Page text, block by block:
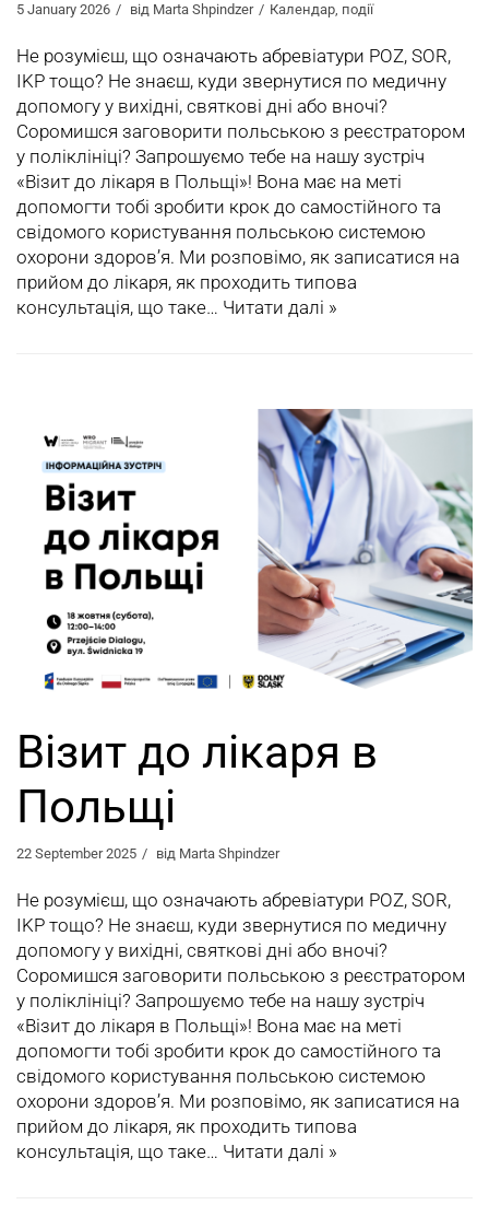
5 January 2026 від Marta Shpindzer Календар, події
Не розумієш, що означають абревіатури POZ, SOR,
IKP тощо? Не знаєш, куди звернутися по медичну
допомогу у вихідні, святкові дні або вночі?
Соромишся заговорити польською з реєстратором
у поліклініці? Запрошуємо тебе на нашу зустріч
«Візит до лікаря в Польщі»! Вона має на меті
допомогти тобі зробити крок до самостійного та
свідомого користування польською системою
охорони здоров’я. Ми розповімо, як записатися на
прийом до лікаря, як проходить типова
консультація, що таке… Читати далі »
Візит до лікаря в
Польщі
22 September 2025 від Marta Shpindzer
Не розумієш, що означають абревіатури POZ, SOR,
IKP тощо? Не знаєш, куди звернутися по медичну
допомогу у вихідні, святкові дні або вночі?
Соромишся заговорити польською з реєстратором
у поліклініці? Запрошуємо тебе на нашу зустріч
«Візит до лікаря в Польщі»! Вона має на меті
допомогти тобі зробити крок до самостійного та
свідомого користування польською системою
охорони здоров’я. Ми розповімо, як записатися на
прийом до лікаря, як проходить типова
консультація, що таке… Читати далі »